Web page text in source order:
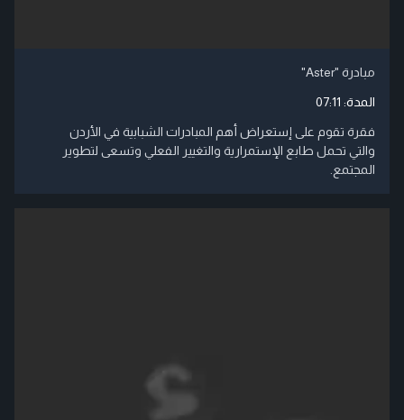
مبادرة "Aster"
المدة: 07:11
فقرة تقوم على إستعراض أهم المبادرات الشبابية في الأردن
والتي تحمل طابع الإستمرارية والتغيير الفعلي وتسعى لتطوير
المجتمع.